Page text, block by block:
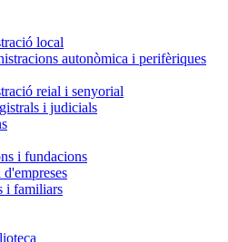
local
autonòmica i perifèriques
reial i senyorial
i judicials
i fundacions
i familiars